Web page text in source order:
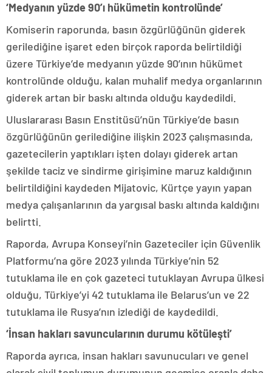
‘Medyanın yüzde 90’ı hükümetin kontrolünde’
Komiserin raporunda, basın özgürlüğünün giderek
gerilediğine işaret eden birçok raporda belirtildiği
üzere Türkiye’de medyanın yüzde 90’ının hükümet
kontrolünde olduğu, kalan muhalif medya organlarının
giderek artan bir baskı altında olduğu kaydedildi.
Uluslararası Basın Enstitüsü’nün Türkiye’de basın
özgürlüğünün gerilediğine ilişkin 2023 çalışmasında,
gazetecilerin yaptıkları işten dolayı giderek artan
şekilde taciz ve sindirme girişimine maruz kaldığının
belirtildiğini kaydeden Mijatovic, Kürtçe yayın yapan
medya çalışanlarının da yargısal baskı altında kaldığını
belirtti.
Raporda, Avrupa Konseyi’nin Gazeteciler için Güvenlik
Platformu’na göre 2023 yılında Türkiye’nin 52
tutuklama ile en çok gazeteci tutuklayan Avrupa ülkesi
olduğu, Türkiye’yi 42 tutuklama ile Belarus’un ve 22
tutuklama ile Rusya’nın izlediği de kaydedildi.
‘İnsan hakları savuncularının durumu kötüleşti’
Raporda ayrıca, insan hakları savunucuları ve genel